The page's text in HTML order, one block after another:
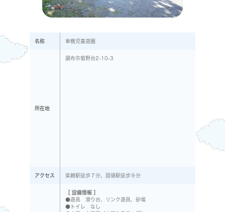
名称 車橋児童遊園
所在地
調布市菊野台2-10-3
アクセス 柴崎駅徒歩７分、国領駅徒歩９分
［ 設備情報 ］
●遊具 滑り台、リンク遊具、砂場
●トイレ なし